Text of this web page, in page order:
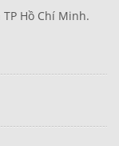
Hồ Chí Minh.